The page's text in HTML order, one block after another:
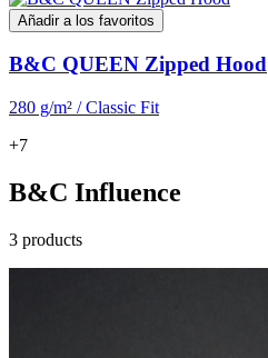
Añadir a los favoritos
B&C QUEEN Zipped Hood
280 g/m² / Classic Fit
+7
B&C Influence
3 products